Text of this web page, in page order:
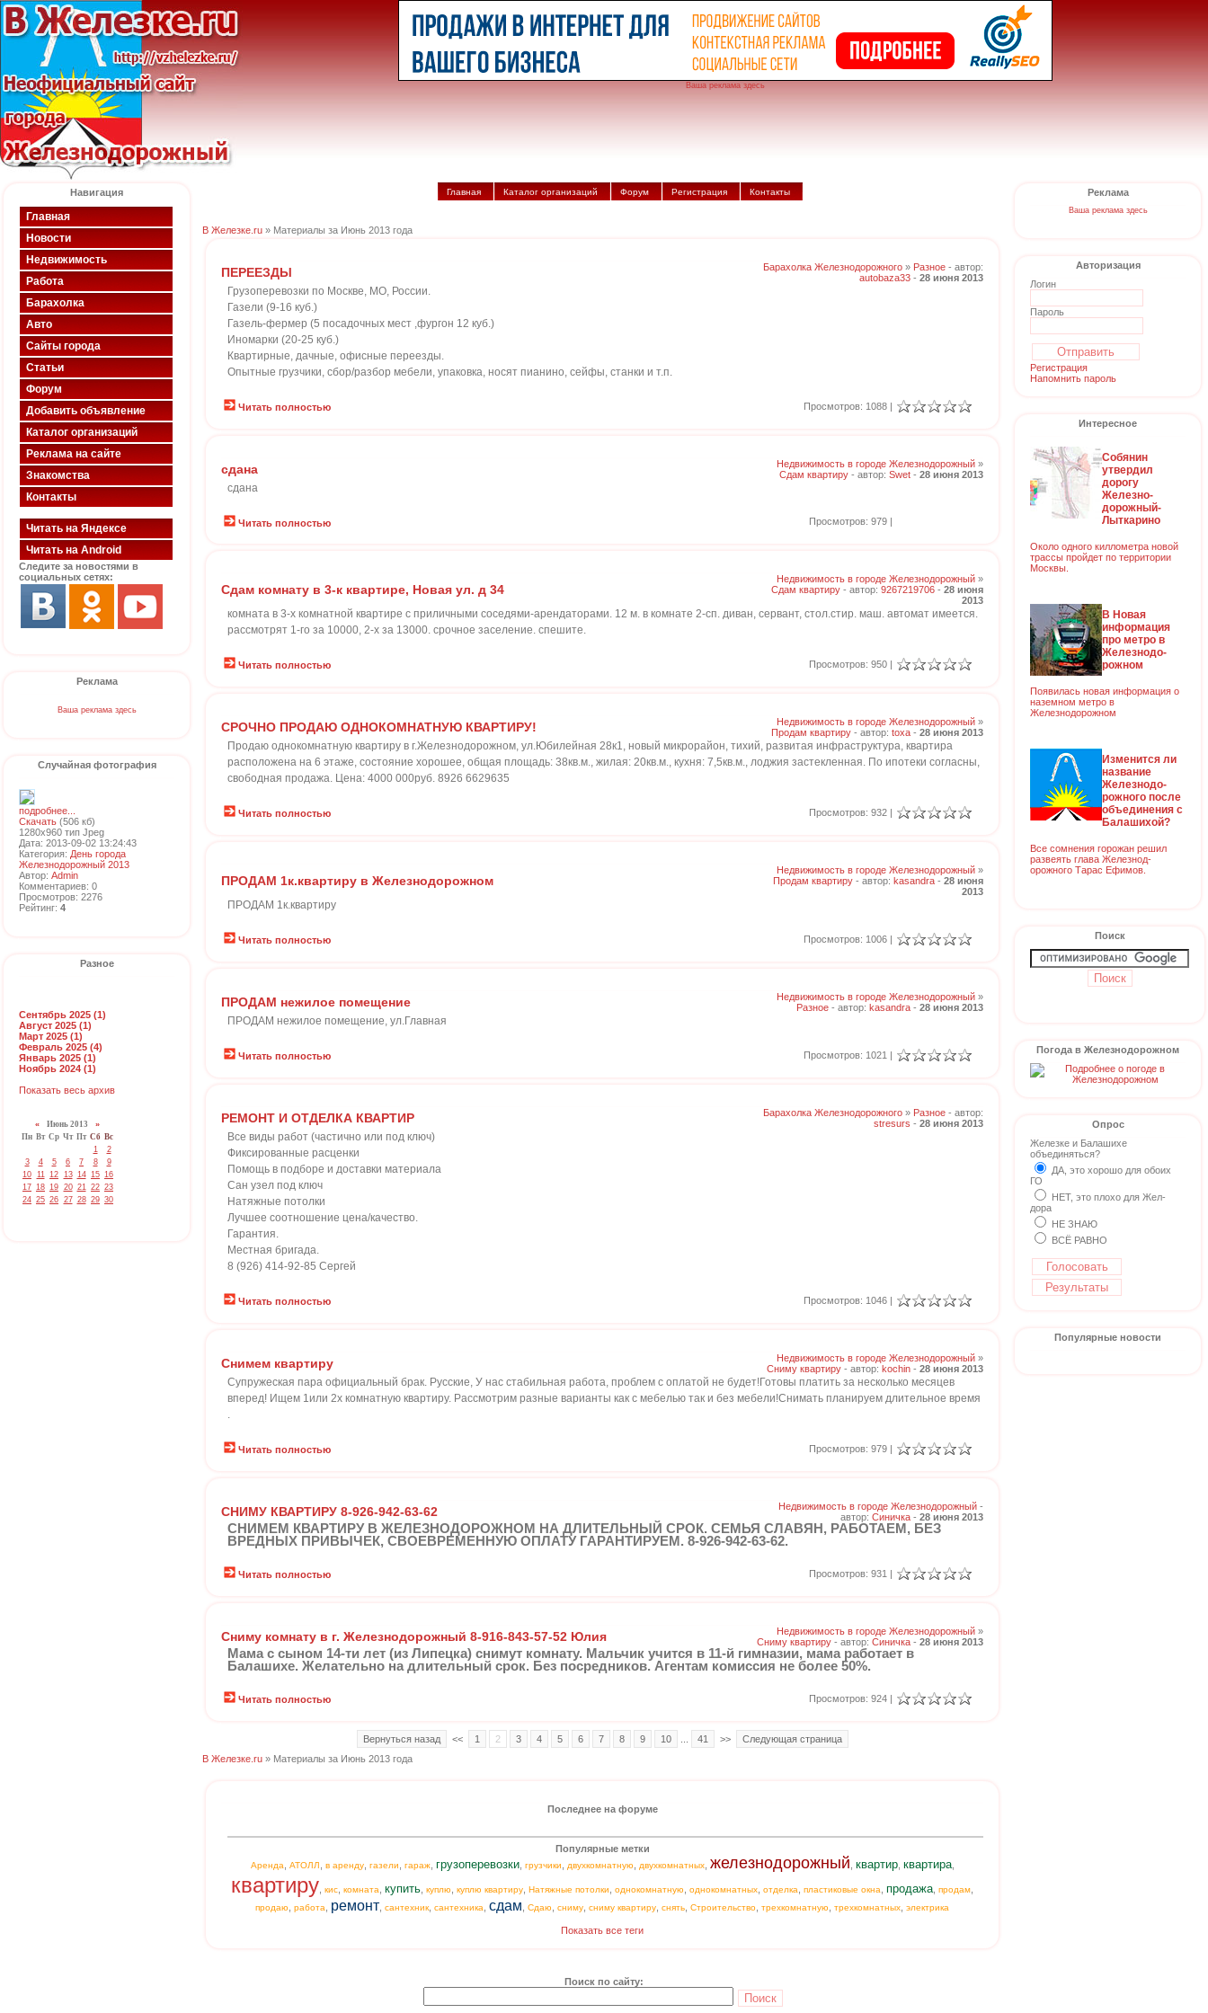
Ваша реклама здесь
Навигация
Главная
Новости
Недвижимость
Работа
Барахолка
Авто
Сайты города
Статьи
Форум
Добавить объявление
Каталог организаций
Реклама на сайте
Знакомства
Контакты
Читать на Яндексе
Читать на Android
Следите за новостями в
социальных сетях:
Реклама
Ваша реклама здесь
Случайная фотография
подробнее...
Скачать (506 кб)
1280x960 тип Jpeg
Дата: 2013-09-02 13:24:43
Категория: День города
Железнодорожный 2013
Автор: Admin
Комментариев: 0
Просмотров: 2276
Рейтинг: 4
Разное
Сентябрь 2025 (1)
Август 2025 (1)
Март 2025 (1)
Февраль 2025 (4)
Январь 2025 (1)
Ноябрь 2024 (1)
Показать весь архив
« Июнь 2013 »
Пн Вт Ср Чт Пт Сб Вс
1
2
3
4 5 6 7 8
9
10 11 12 13 14 15 16
17 18 19 20 21 22 23
24 25 26 27 28 29 30
Главная Каталог организаций Форум Регистрация Контакты
В Железке.ru » Материалы за Июнь 2013 года
ПЕРЕЕЗДЫ Барахолка Железнодорожного » Разное - автор:
autobaza33 - 28 июня 2013
Грузоперевозки по Москве, МО, России.
Газели (9-16 куб.)
Газель-фермер (5 посадочных мест ,фургон 12 куб.)
Иномарки (20-25 куб.)
Квартирные, дачные, офисные переезды.
Опытные грузчики, сбор/разбор мебели, упаковка, носят пианино, сейфы, станки и т.п.
Читать полностью Просмотров: 1088 |
сдана Недвижимость в городе Железнодорожный »
Сдам квартиру - автор: Swet - 28 июня 2013
сдана
Читать полностью Просмотров: 979 |
Сдам комнату в 3-к квартире, Новая ул. д 34
Недвижимость в городе Железнодорожный »
Сдам квартиру - автор: 9267219706 - 28 июня
2013
комната в 3-х комнатной квартире с приличными соседями-арендаторами. 12 м. в комнате 2-сп. диван, сервант, стол.стир. маш. автомат имеется.
рассмотрят 1-го за 10000, 2-х за 13000. срочное заселение. спешите.
Читать полностью Просмотров: 950 |
СРОЧНО ПРОДАЮ ОДНОКОМНАТНУЮ КВАРТИРУ! Недвижимость в городе Железнодорожный »
Продам квартиру - автор: toxa - 28 июня 2013
Продаю однокомнатную квартиру в г.Железнодорожном, ул.Юбилейная 28к1, новый микрорайон, тихий, развитая инфраструктура, квартира
расположена на 6 этаже, состояние хорошее, общая площадь: 38кв.м., жилая: 20кв.м., кухня: 7,5кв.м., лоджия застекленная. По ипотеки согласны,
свободная продажа. Цена: 4000 000руб. 8926 6629635
Читать полностью Просмотров: 932 |
ПРОДАМ 1к.квартиру в Железнодорожном
Недвижимость в городе Железнодорожный »
Продам квартиру - автор: kasandra - 28 июня
2013
ПРОДАМ 1к.квартиру
Читать полностью Просмотров: 1006 |
ПРОДАМ нежилое помещение Недвижимость в городе Железнодорожный »
Разное - автор: kasandra - 28 июня 2013
ПРОДАМ нежилое помещение, ул.Главная
Читать полностью Просмотров: 1021 |
РЕМОНТ И ОТДЕЛКА КВАРТИР Барахолка Железнодорожного » Разное - автор:
stresurs - 28 июня 2013
Все виды работ (частично или под ключ)
Фиксированные расценки
Помощь в подборе и доставки материала
Сан узел под ключ
Натяжные потолки
Лучшее соотношение цена/качество.
Гарантия.
Местная бригада.
8 (926) 414-92-85 Сергей
Читать полностью Просмотров: 1046 |
Снимем квартиру Недвижимость в городе Железнодорожный »
Сниму квартиру - автор: kochin - 28 июня 2013
Супружеская пара официальный брак. Русские, У нас стабильная работа, проблем с оплатой не будет!Готовы платить за несколько месяцев
вперед! Ищем 1или 2х комнатную квартиру. Рассмотрим разные варианты как с мебелью так и без мебели!Снимать планируем длительное время
.
Читать полностью Просмотров: 979 |
СНИМУ КВАРТИРУ 8-926-942-63-62 Недвижимость в городе Железнодорожный -
автор: Синичка - 28 июня 2013
СНИМЕМ КВАРТИРУ В ЖЕЛЕЗНОДОРОЖНОМ НА ДЛИТЕЛЬНЫЙ СРОК. СЕМЬЯ СЛАВЯН, РАБОТАЕМ, БЕЗ
ВРЕДНЫХ ПРИВЫЧЕК, СВОЕВРЕМЕННУЮ ОПЛАТУ ГАРАНТИРУЕМ. 8-926-942-63-62.
Читать полностью Просмотров: 931 |
Сниму комнату в г. Железнодорожный 8-916-843-57-52 Юлия Недвижимость в городе Железнодорожный »
Сниму квартиру - автор: Синичка - 28 июня 2013
Мама с сыном 14-ти лет (из Липецка) снимут комнату. Мальчик учится в 11-й гимназии, мама работает в
Балашихе. Желательно на длительный срок. Без посредников. Агентам комиссия не более 50%.
Читать полностью Просмотров: 924 |
Вернуться назад << 1 2 3 4 5 6 7 8 9 10 41 >>
Следующая страница
В Железке.ru » Материалы за Июнь 2013 года
Последнее на форуме
Популярные метки
Аренда АТОЛЛ в аренду, газели гараж, грузоперевозки, грузчики двухкомнатную двухкомнатных, железнодорожный квартир, квартира,
квартиру кис комната купить куплю куплю квартиру Натяжные потолки однокомнатную однокомнатных отделка пластиковые окна продажа продам
продаю работа ремонт сантехник сантехника сдам Сдаю сниму сниму квартиру снять Строительство трехкомнатную трехкомнатных электрика
Показать все теги
Реклама
Ваша реклама здесь
Авторизация
Логин
Пароль
Регистрация
Напомнить пароль
Интересное
Собянин
утвердил
дорогу
Железно-
дорожный-
Лыткарино
Около одного киллометра новой
трассы пройдет по территории
Москвы.
В Новая
информация
про метро в
Железнодо-
рожном
Появилась новая информация о
наземном метро в
Железнодорожном
Изменится ли
название
Железнодо-
рожного после
объединения с
Балашихой?
Все сомнения горожан решил
развеять глава Железнод-
орожного Тарас Ефимов.
Поиск
Погода в Железнодорожном
Опрос
Железке и Балашихе
объединяться?
ДА, это хорошо для обоих
ГО
НЕТ, это плохо для Жел-
дора
НЕ ЗНАЮ
ВСЁ РАВНО
Популярные новости
Поиск по сайту: